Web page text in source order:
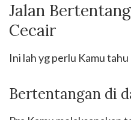
Jalan
Cecair
Ini lah yg perlu Kamu tahu
Bertentangan di